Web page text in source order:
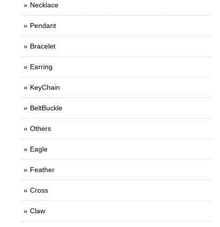
Necklace
Pendant
Bracelet
Earring
KeyChain
BeltBuckle
Others
Eagle
Feather
Cross
Claw